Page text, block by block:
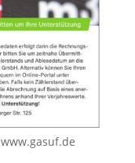
www.gasuf.de